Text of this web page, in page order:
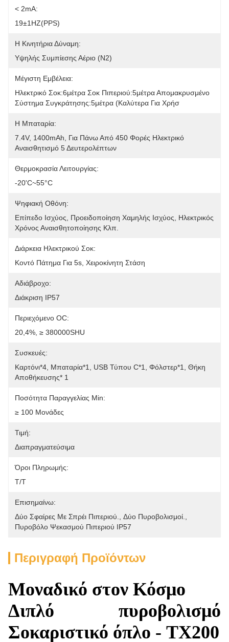
< 2mA:
19±1HZ(PPS)
Η Κινητήρια Δύναμη:
Υψηλής Συμπίεσης Αέριο (N2)
Μέγιστη Εμβέλεια:
Ηλεκτρικό Σοκ:6μέτρα Σοκ Πιπεριού:5μέτρα Απομακρυσμένο
Σύστημα Συγκράτησης:5μέτρα (καλύτερα Για Χρήσ
Η Μπαταρία:
7.4V, 1400mAh, Για Πάνω Από 450 Φορές Ηλεκτρικό
Αναισθητισμό 5 Δευτερολέπτων
Θερμοκρασία Λειτουργίας:
-20'C~55°C
Ψηφιακή Οθόνη:
Επίπεδο Ισχύος, Προειδοποίηση Χαμηλής Ισχύος, Ηλεκτρικός
Χρόνος Αναισθητοποίησης Κλπ.
Διάρκεια Ηλεκτρικού Σοκ:
Κοντό Πάτημα Για 5s, Χειροκίνητη Στάση
Αδιάβροχο:
Διάκριση IP57
Περιεχόμενο OC:
20,4%, ≥ 380000SHU
Συσκευές:
Καρτόνι*4, Μπαταρία*1, USB Τύπου C*1, Φόλστερ*1, Θήκη
Αποθήκευσης* 1
Ποσότητα Παραγγελίας Min:
≥ 100 Μονάδες
Τιμή:
Διαπραγματεύσιμα
Όροι Πληρωμής:
Τ/Τ
Επισημαίνω:
Δύο Σφαίρες Με Σπρέι Πιπεριού.
Δύο Πυροβολισμοί.
Πυροβόλο Ψεκασμού Πιπεριού IP57
Περιγραφή Προϊόντων
Μοναδικό στον Κόσμο
Διπλό πυροβολισμό
Σοκαριστικό όπλο - TX200